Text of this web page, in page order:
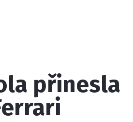
je INCORP MEDIA GROUP
přinesla